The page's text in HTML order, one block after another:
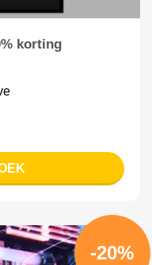
korting
-20%